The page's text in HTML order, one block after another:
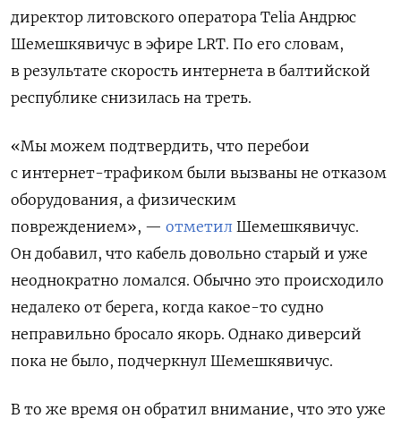
директор литовского оператора Telia Андрюс
Шемешкявичус в эфире LRT. По его словам,
в результате скорость интернета в балтийской
республике снизилась на треть.
«Мы можем подтвердить, что перебои
с интернет-трафиком были вызваны не отказом
оборудования, а физическим
повреждением», — отметил Шемешкявичус.
Он добавил, что кабель довольно старый и уже
неоднократно ломался. Обычно это происходило
недалеко от берега, когда какое-то судно
неправильно бросало якорь. Однако диверсий
пока не было, подчеркнул Шемешкявичус.
В то же время он обратил внимание, что это уже